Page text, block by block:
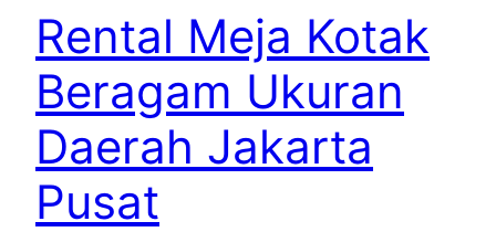
Rental Meja Kotak
Beragam Ukuran
Daerah Jakarta
Pusat